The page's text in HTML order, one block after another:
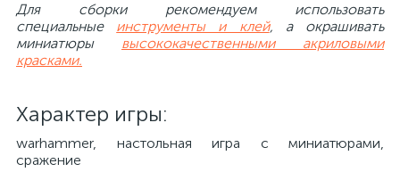
Для сборки рекомендуем использовать
специальные инструменты и клей, а окрашивать
миниатюры высококачественными акриловыми
красками.
Характер игры:
warhammer, настольная игра с миниатюрами,
сражение